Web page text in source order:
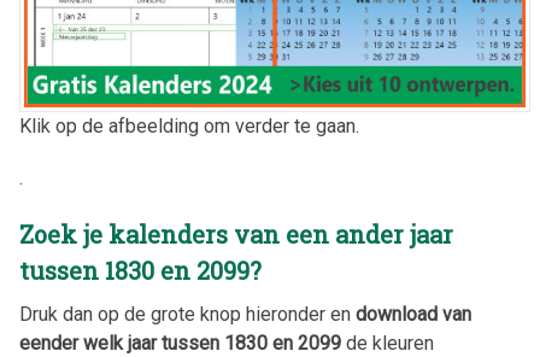
Klik op de afbeelding om verder te gaan.
.
Zoek je kalenders van een ander jaar
tussen 1830 en 2099?
Druk dan op de grote knop hieronder en download van
eender welk jaar tussen 1830 en 2099 de kleuren